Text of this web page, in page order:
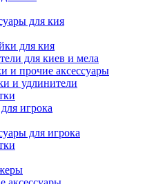
для кия
для кия
для киев и мела
и прочие аксессуары
и удлинители
игрока
для игрока